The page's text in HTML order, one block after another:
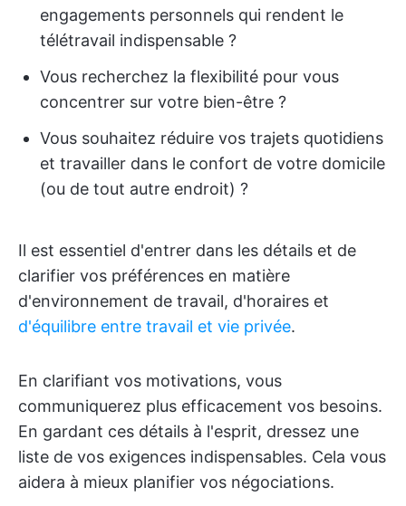
engagements personnels qui rendent le
télétravail indispensable ?
Vous recherchez la flexibilité pour vous
concentrer sur votre bien-être ?
Vous souhaitez réduire vos trajets quotidiens
et travailler dans le confort de votre domicile
(ou de tout autre endroit) ?
Il est essentiel d'entrer dans les détails et de
clarifier vos préférences en matière
d'environnement de travail, d'horaires et
d'équilibre entre travail et vie privée.
En clarifiant vos motivations, vous
communiquerez plus efficacement vos besoins.
En gardant ces détails à l'esprit, dressez une
liste de vos exigences indispensables. Cela vous
aidera à mieux planifier vos négociations.